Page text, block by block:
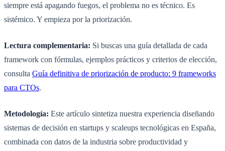
siempre está apagando fuegos, el problema no es técnico. Es
sistémico. Y empieza por la priorización.
Lectura complementaria: Si buscas una guía detallada de cada
framework con fórmulas, ejemplos prácticos y criterios de elección,
consulta Guía definitiva de priorización de producto: 9 frameworks
para CTOs.
Metodología: Este artículo sintetiza nuestra experiencia diseñando
sistemas de decisión en startups y scaleups tecnológicas en España,
combinada con datos de la industria sobre productividad y